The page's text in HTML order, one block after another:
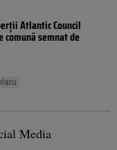
Atlantic Council
comună semnat de
Media